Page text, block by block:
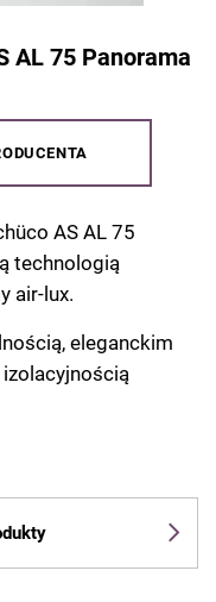
AL 75 Panorama
AS AL 75
technologią
air-lux.
eleganckim